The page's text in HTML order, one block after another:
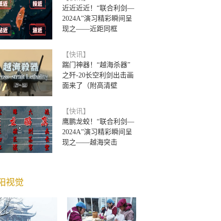
近近近近！“联合利剑—
2024A”演习精彩瞬间呈
现之——近距同框
【快讯】
踹门神器！“越海杀器”
之歼-20长空利剑出击画
面来了（附高清壁
【快讯】
鹰鹏龙蛟！“联合利剑—
2024A”演习精彩瞬间呈
现之——越海突击
视觉